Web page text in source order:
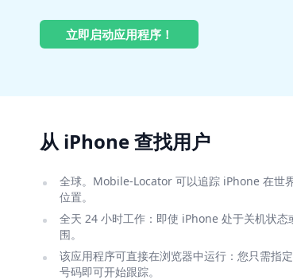
立即启动应用程序！
从 iPhone 查找用户
全球。Mobile-Locator 可以追踪 iPhone 在世
位置。
全天 24 小时工作：即使 iPhone 处于关机状态
围。
该应用程序可直接在浏览器中运行：您只需指
号码即可开始跟踪。